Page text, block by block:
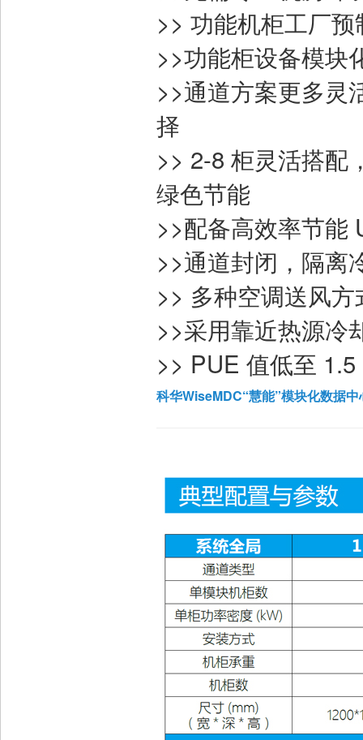
>> 功能机柜工厂
>>功能柜设备模块
>>通道方案更多灵
择
>> 2-8 柜灵活搭配
绿色节能
>>配备高效率节能
>>通道封闭，隔离
>> 多种空调送风
>>采用靠近热源冷
>> PUE 值低至
科华WiseMDC“慧能”模块化数据